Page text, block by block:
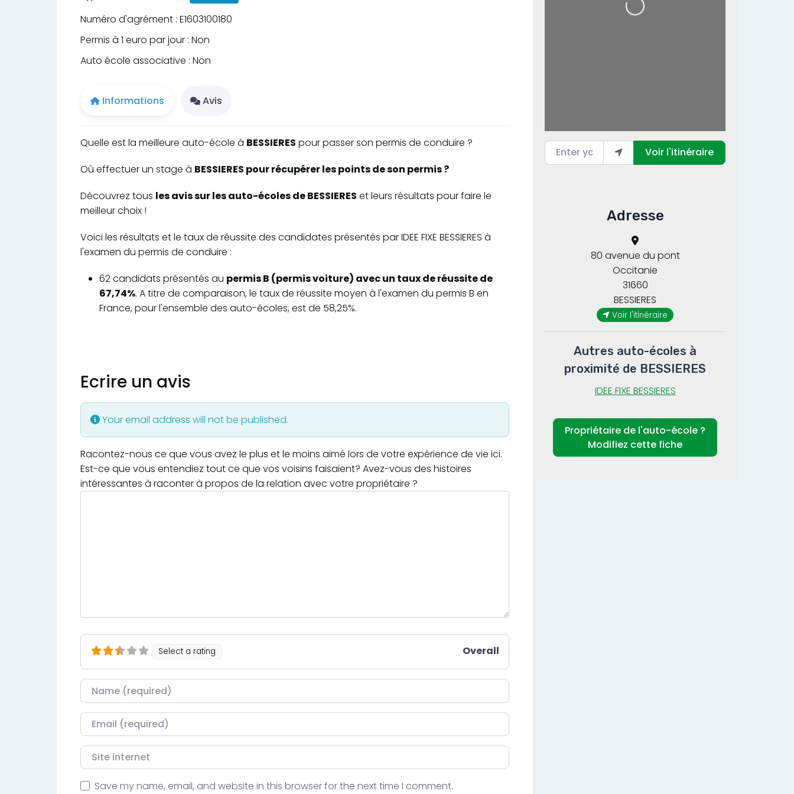
Numéro d'agrément : E1603100180
Permis à 1 euro par jour : Non
Auto école associative : Non
Informations Avis
Quelle est la meilleure auto-école à BESSIERES pour passer son permis de conduire ?
Où effectuer un stage à BESSIERES pour récupérer les points de son permis ?
Découvrez tous les avis sur les auto-écoles de BESSIERES et leurs résultats pour faire le
meilleur choix !
Voici les résultats et le taux de réussite des candidates présentés par IDEE FIXE BESSIERES à
l'examen du permis de conduire :
62 candidats présentés au permis B (permis voiture) avec un taux de réussite de
67,74%. A titre de comparaison, le taux de réussite moyen à l'examen du permis B en
France, pour l'ensemble des auto-écoles, est de 58,25%.
Ecrire un avis
Your email address will not be published.
Racontez-nous ce que vous avez le plus et le moins aimé lors de votre expérience de vie ici.
Est-ce que vous entendiez tout ce que vos voisins faisaient? Avez-vous des histoires
intéressantes à raconter à propos de la relation avec votre propriétaire ?
Select a rating Overall
Nom
Courriel
Site internet
Save my name, email, and website in this browser for the next time I comment.
Loading...
Enter your location
Voir l'itinéraire
Adresse
80 avenue du pont
BESSIERES
Occitanie
31660
Voir l'itinéraire
Autres auto-écoles à
proximité de BESSIERES
IDEE FIXE BESSIERES
Propriétaire de l'auto-école ?
Modifiez cette fiche